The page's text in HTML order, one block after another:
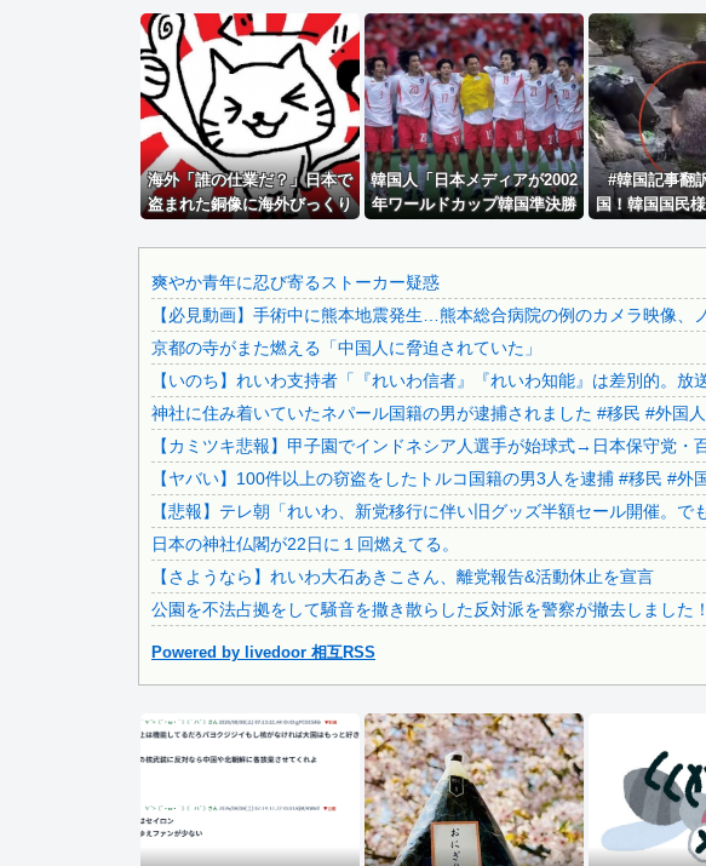
【衝撃】広末涼子さんが地上波にスピード復帰できる理由←コ...
【緊急】 今の若者に急増している『コレ』依存、めちゃくち...
【動画】力士さん、ボクサーをボコってしまう
【謎】広末涼子さんが地上波にスピード復帰できる理由、誰に...
中国「衝突事故！（2025年」中国軍と中国海警局「ﾌｨﾘ...
国税局職員（25）、税務調査で知り合った納税者の自宅に出...
【速報】中国の海警局と中国海軍の船が衝突2人死亡 南シナ...
【動画】手術中に熊本地震直撃した動画がやばすぎると話題に...
ジャンポケ斎藤と代理人のやりとり、「地獄すぎて完全にコン...
【画像】 日本共産党の街宣車、ほんと碌でもないな
積水ハウス「地面師に55億円騙し取られた…」ワイ「はえー...
【悲報】 ドル円、年末150円割れへｗｗｗｗｗ
アニメ「セイレン」ヒロイン6人のビジュアルを初公開！全員...
海外「日本がキラキラして見える…」 日本の街頭インタビュ...
外国人「とてつもない逸材がいる」15歳FW礒部怜夢、衝撃...
【動画】 よく助けられたな。岐阜の川で外国人が溺れてしま...
【画像】 福原遥さん、意外とあるｗ
日本をダメにした総理大臣、ワースト１位が同点でこの人ｗｗ...
Powered by livedoor 相互RSS
【画像】 日本共
積水ハウス「地
【必見動画】手
【画像】 福原遥
京都の寺がまた
【いのち】れい
「さりげなく凄
新幹線の指定席
神社に住み着い
【ヤバい】100
【悲報】テレ朝
日本の神社仏閣
公園を不法占拠
日本旅行キャン
3.1節がある月な
韓国代表、コー
Powered by
海外「誰の仕業だ？」日本で
盗まれた銅像に海外びっくり
韓国人「日本メディアが2002
年ワールドカップ韓国準決勝
「英国メディアも一斉に指
#韓国記事翻
国！韓国国民
くらなんでも
爽やか青年に忍び寄るストーカー疑惑
【必見動画】手術中に熊本地震発生…熊本総合病院の例のカメラ映像、
京都の寺がまた燃える「中国人に脅迫されていた」
【いのち】れいわ支持者「『れいわ信者』『れいわ知能』は差別的。放
神社に住み着いていたネパール国籍の男が逮捕されました #移民 #外国人
【カミツキ悲報】甲子園でインドネシア人選手が始球式→日本保守党・
【ヤバい】100件以上の窃盗をしたトルコ国籍の男3人を逮捕 #移民 #外
【悲報】テレ朝「れいわ、新党移行に伴い旧グッズ半額セール開催。で
日本の神社仏閣が22日に１回燃えてる。
【さようなら】れいわ大石あきこさん、離党報告&活動休止を宣言
公園を不法占拠をして騒音を撒き散らした反対派を警察が撤去しました！
Powered by livedoor 相互RSS